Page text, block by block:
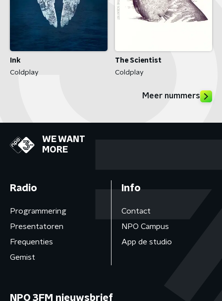
Ink
Coldplay
The Scientist
Coldplay
Meer nummers
WE WANT
MORE
Radio
Programmering
Presentatoren
Frequenties
Gemist
Info
Contact
NPO Campus
App de studio
NPO 3FM nieuwsbrief